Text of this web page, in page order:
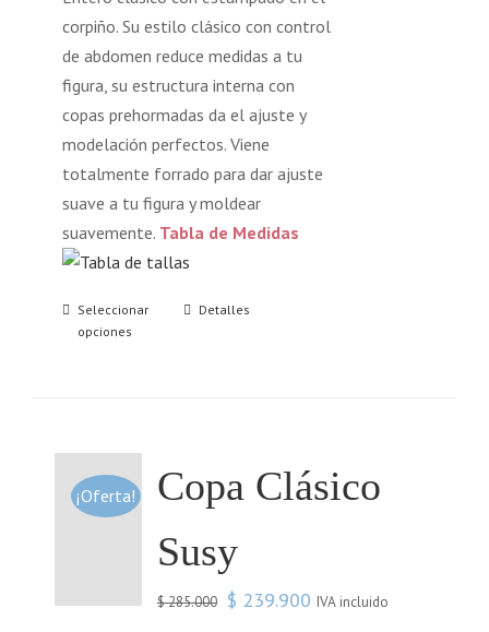
corpiño. Su estilo clásico con control
de abdomen reduce medidas a tu
figura, su estructura interna con
copas prehormadas da el ajuste y
modelación perfectos. Viene
totalmente forrado para dar ajuste
suave a tu figura y moldear
suavemente. Tabla de Medidas
Seleccionar
opciones
Detalles
¡Oferta!
Copa Clásico
Susy
$285.000 $ 239.900 IVA incluido